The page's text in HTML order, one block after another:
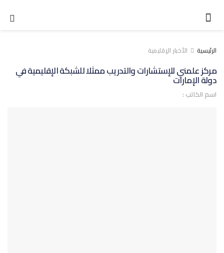
الرئيسية الأخبار الإقليمية
مركز علمني للإستشارات والتدريب ممثلا للشبكة الإقليمية في
دولة الإمارات
اسم الكاتب :